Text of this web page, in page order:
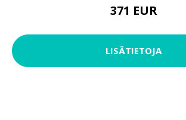
371 EUR
LISÄTIETOJA